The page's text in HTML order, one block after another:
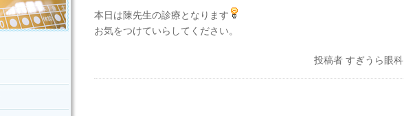
本日は陳先生の診療となります
お気をつけていらしてください。
投稿者 すぎうら眼科